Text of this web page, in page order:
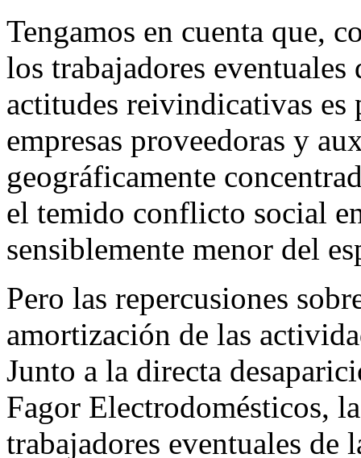
Tengamos en cuenta que,
los trabajadores
actitudes reivindicativas es
empresas proveedoras y
geográficamente
el temido conflicto social
sensiblemente menor del
Pero las repercusiones
amortización de las
Junto a la directa
Fagor Electrodomésticos,
trabajadores eventuales de